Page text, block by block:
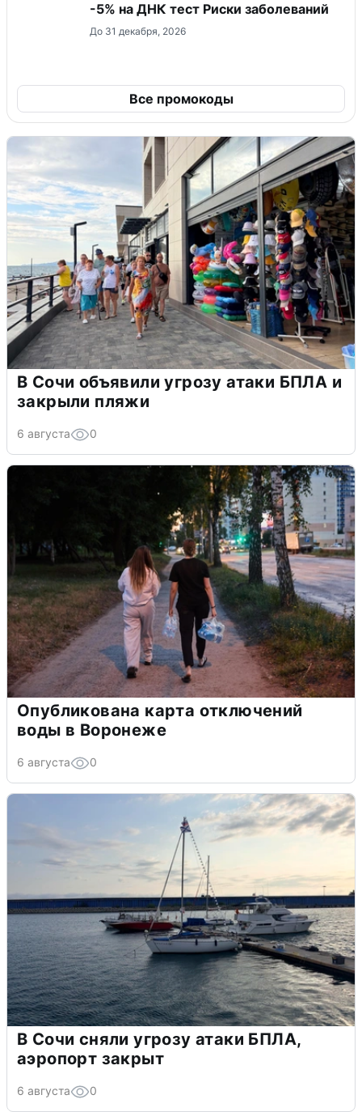
-5% на ДНК тест Риски заболеваний
До 31 декабря, 2026
Все промокоды
В Сочи объявили угрозу атаки БПЛА и
закрыли пляжи
6 августа 0
Опубликована карта отключений
воды в Воронеже
6 августа 0
В Сочи сняли угрозу атаки БПЛА,
аэропорт закрыт
6 августа 0